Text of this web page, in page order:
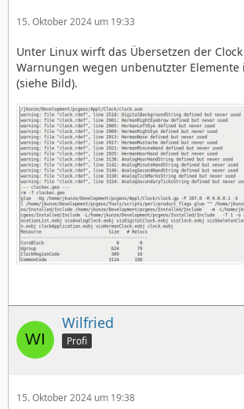
15. Oktober 2024 um 19:33
Unter Linux wirft das Übersetzen der
Warnungen wegen unbenutzter Elemente
(siehe Bild).
Wilfried
Profi
15. Oktober 2024 um 19:38